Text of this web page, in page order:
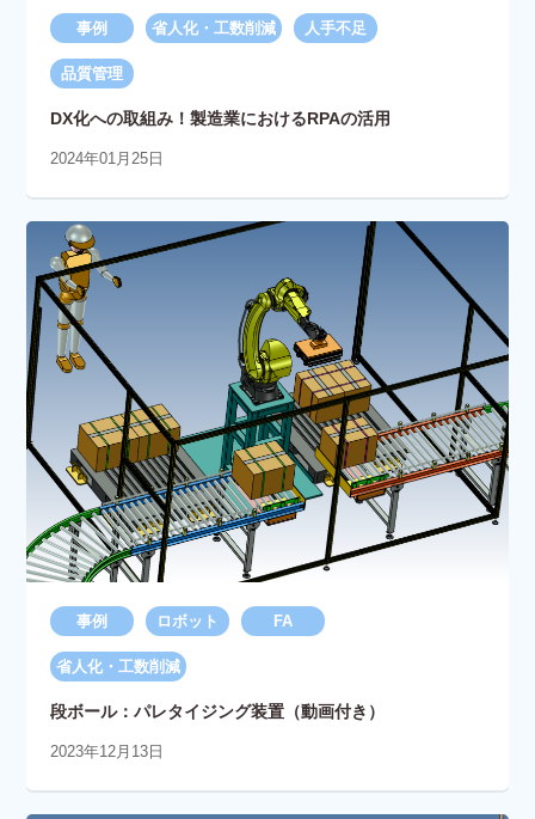
事例 省人化・工数削減 人手不足
品質管理
DX化への取組み！製造業におけるRPAの活用
2024年01月25日
事例 ロボット FA
省人化・工数削減
段ボール：パレタイジング装置（動画付き）
2023年12月13日